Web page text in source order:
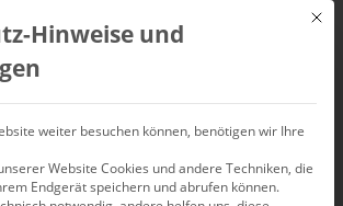
Bericht
Mit
Hinweise und
weiter besuchen können, benötigen wir Ihre
Website Cookies und andere Techniken, die
Endgerät speichern und abrufen können.